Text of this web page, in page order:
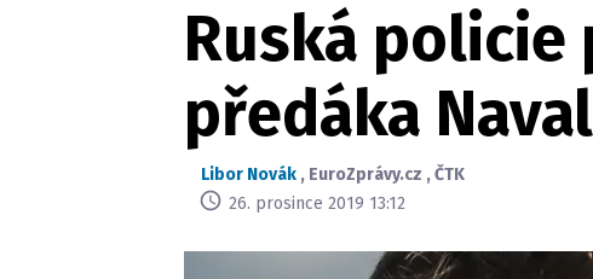
Ruská
předáka
Libor Novák , EuroZprávy.cz ,ČTK
26. prosince 2019 13:12